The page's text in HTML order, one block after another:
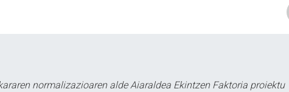
normalizazioaren alde Aiaraldea Ekintzen Faktoria proiektu